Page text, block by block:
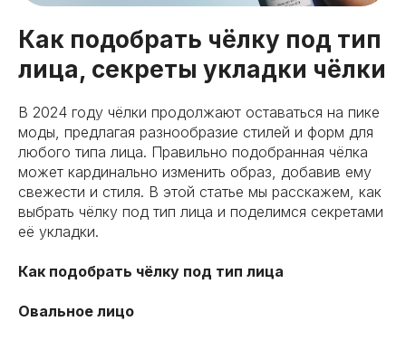
Как подобрать чёлку под тип
лица, секреты укладки чёлки
В 2024 году чёлки продолжают оставаться на пике
моды, предлагая разнообразие стилей и форм для
любого типа лица. Правильно подобранная чёлка
может кардинально изменить образ, добавив ему
свежести и стиля. В этой статье мы расскажем, как
выбрать чёлку под тип лица и поделимся секретами
её укладки.
Как подобрать чёлку под тип лица
Овальное лицо